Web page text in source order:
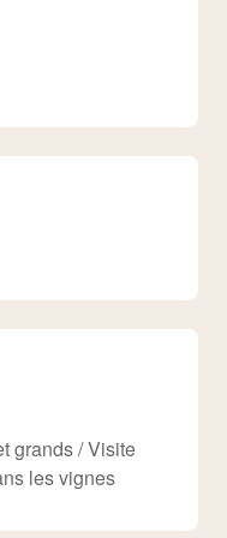
grands / Visite
les vignes